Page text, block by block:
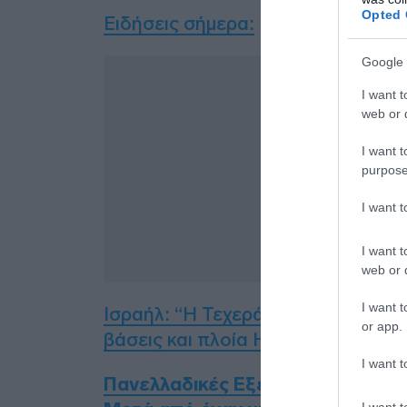
Opted
Google
I want
web or
I want
I want
I want
web or
I want
or app.
I want
Ειδήσεις σήμερα:
Ισραήλ: “Η Τεχεράνη θα καεί” –
βάσεις και πλοία ΗΠΑ, Γαλλίας και
Πανελλαδικές Εξετάσεις 2025: